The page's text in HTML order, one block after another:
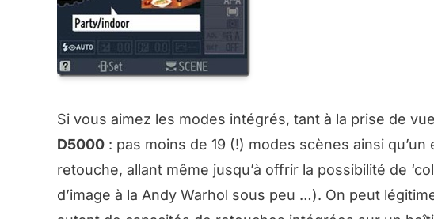
Si vous aimez les modes intégrés, tant à la prise de
D5000 : pas moins de 19 (!) modes scènes ainsi
retouche, allant même jusqu’à offrir la possibilité de
d’image à la Andy Warhol sous peu …). On peut